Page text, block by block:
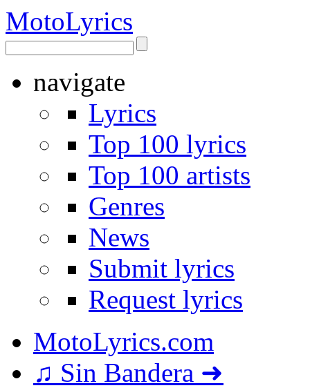
MotoLyrics
navigate
Lyrics
Top 100 lyrics
Top 100 artists
Genres
News
Submit lyrics
Request lyrics
MotoLyrics.com
♫ Sin Bandera ➜